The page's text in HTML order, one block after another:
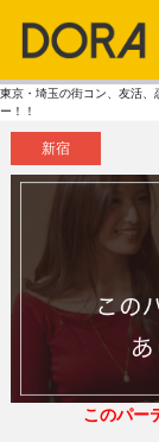
東京・埼玉の街コン、友活、
ー！！
新宿
このパー